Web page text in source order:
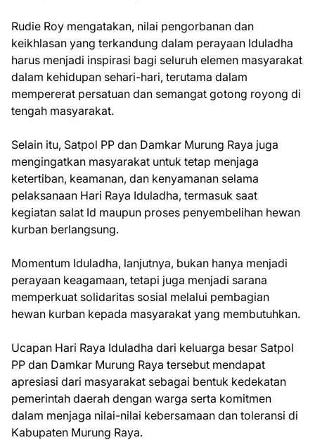
Rudie Roy mengatakan, nilai pengorbanan dan
keikhlasan yang terkandung dalam perayaan Iduladha
harus menjadi inspirasi bagi seluruh elemen masyarakat
dalam kehidupan sehari-hari, terutama dalam
mempererat persatuan dan semangat gotong royong di
tengah masyarakat.
Selain itu, Satpol PP dan Damkar Murung Raya juga
mengingatkan masyarakat untuk tetap menjaga
ketertiban, keamanan, dan kenyamanan selama
pelaksanaan Hari Raya Iduladha, termasuk saat
kegiatan salat Id maupun proses penyembelihan hewan
kurban berlangsung.
Momentum Iduladha, lanjutnya, bukan hanya menjadi
perayaan keagamaan, tetapi juga menjadi sarana
memperkuat solidaritas sosial melalui pembagian
hewan kurban kepada masyarakat yang membutuhkan.
Ucapan Hari Raya Iduladha dari keluarga besar Satpol
PP dan Damkar Murung Raya tersebut mendapat
apresiasi dari masyarakat sebagai bentuk kedekatan
pemerintah daerah dengan warga serta komitmen
dalam menjaga nilai-nilai kebersamaan dan toleransi di
Kabupaten Murung Raya.